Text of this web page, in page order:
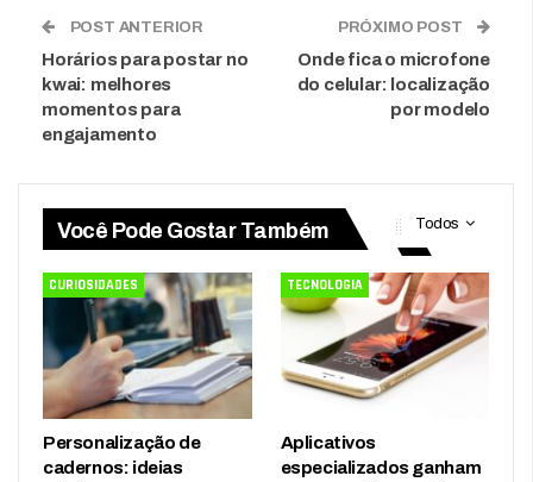
POST ANTERIOR
Horários para postar no
kwai: melhores
momentos para
engajamento
PRÓXIMO POST
Onde fica o microfone
do celular: localização
por modelo
Todos
Você Pode Gostar Também
CURIOSIDADES
Personalização de
cadernos: ideias
TECNOLOGIA
Aplicativos
especializados ganham